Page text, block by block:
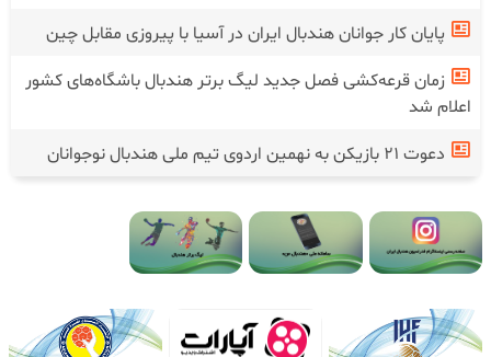
پایان کار جوانان هندبال ایران در آسیا با پیروزی مقابل چین
زمان قرعه‌کشی فصل جدید لیگ برتر هندبال باشگاه‌های کشور
اعلام شد
دعوت ۲۱ بازیکن به نهمین اردوی تیم ملی هندبال نوجوانان